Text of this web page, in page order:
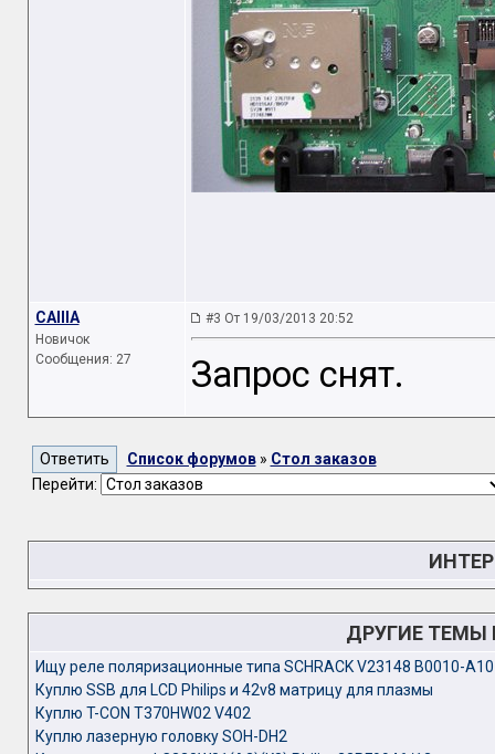
CAIIIA
Новичок
Сообщения: 27
#3 От 19/03/2013 20:52
Запрос снят.
Список форумов» Стол заказов
Перейти:
ДРУГИЕ ТЕМЫ
Ищу реле поляризационные типа SCHRACK V23148 B0010-
Куплю SSB для LCD Philips и 42v8 матрицу для плазмы
Куплю T-CON T370HW02 V402
Куплю лазерную головку SOH-DH2